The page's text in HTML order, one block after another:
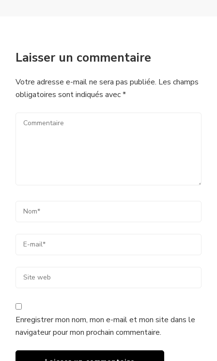
Laisser un commentaire
Votre adresse e-mail ne sera pas publiée. Les champs
obligatoires sont indiqués avec*
Enregistrer mon nom, mon e-mail et mon site dans le
navigateur pour mon prochain commentaire.